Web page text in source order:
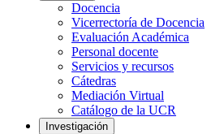
Docencia
Vicerrectoría de Docencia
Evaluación Académica
Personal docente
Servicios y recursos
Cátedras
Mediación Virtual
Catálogo de la UCR
Investigación